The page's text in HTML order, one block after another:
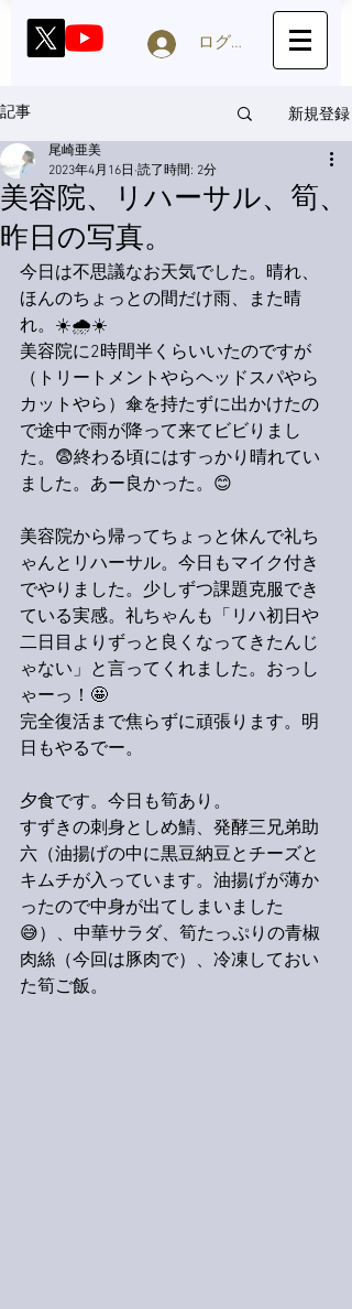
ログイン
記事 新規登録
美容院、リハーサル、筍、
昨日の写真。
尾崎亜美
2023年4月16日 読了時間: 2分
今日は不思議なお天気でした。晴れ、
ほんのちょっとの間だけ雨、また晴
れ。☀️🌧☀️
美容院に2時間半くらいいたのですが
（トリートメントやらヘッドスパやら
カットやら）傘を持たずに出かけたの
で途中で雨が降って来てビビりまし
た。😨終わる頃にはすっかり晴れてい
ました。あー良かった。😊
美容院から帰ってちょっと休んで礼ち
ゃんとリハーサル。今日もマイク付き
でやりました。少しずつ課題克服でき
ている実感。礼ちゃんも「リハ初日や
二日目よりずっと良くなってきたんじ
ゃない」と言ってくれました。おっし
ゃーっ！🤩
完全復活まで焦らずに頑張ります。明
日もやるでー。
夕食です。今日も筍あり。
すずきの刺身としめ鯖、発酵三兄弟助
六（油揚げの中に黒豆納豆とチーズと
キムチが入っています。油揚げが薄か
ったので中身が出てしまいました
😅）、中華サラダ、筍たっぷりの青椒
肉絲（今回は豚肉で）、冷凍しておい
た筍ご飯。